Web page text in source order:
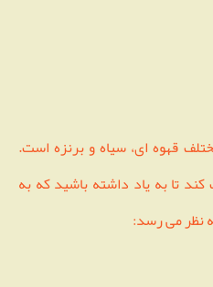
قهوه ای، سیاه و برنزه است.
تا به یاد داشته باشید که به
نظر می رسد: